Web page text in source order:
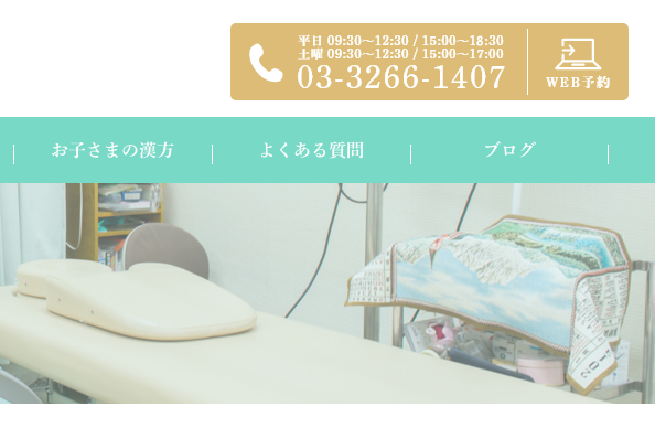
お子さまの漢方 よくある質問 ブログ